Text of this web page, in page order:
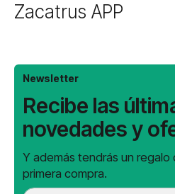
Zacatrus APP
Newsletter
Recibe las
novedades y
Y además tendrás un
primera compra.